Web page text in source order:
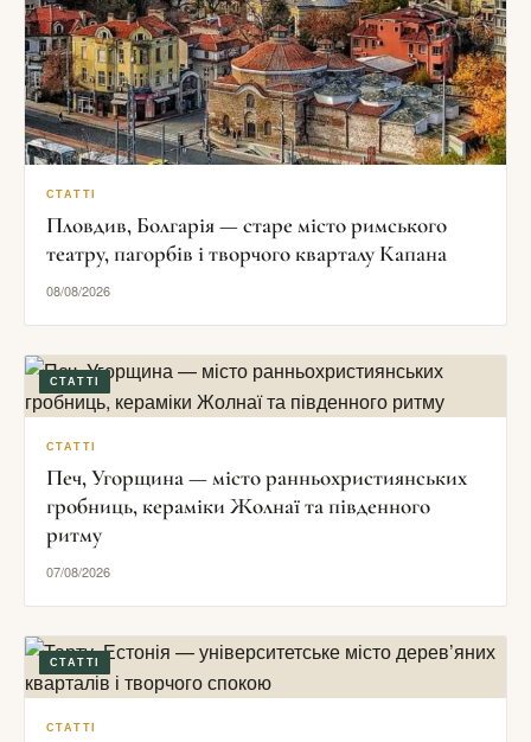
СТАТТІ
Пловдив, Болгарія — старе місто римського
театру, пагорбів і творчого кварталу Капана
08/08/2026
СТАТТІ
СТАТТІ
Печ, Угорщина — місто ранньохристиянських
гробниць, кераміки Жолнаї та південного
ритму
07/08/2026
СТАТТІ
СТАТТІ